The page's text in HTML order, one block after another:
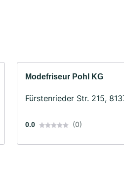
Modefriseur Pohl KG
Fürstenrieder Str. 215,
0.0 (0)